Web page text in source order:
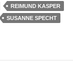
REIMUND KASPER
SUSANNE SPECHT